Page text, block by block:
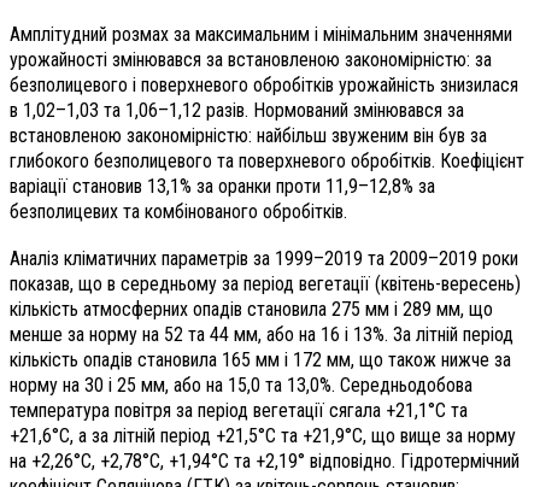
Амплітудний розмах за максимальним і мінімальним значеннями
урожайності змінювався за встановленою закономірністю: за
безполицевого і поверхневого обробітків урожайність знизилася
в 1,02–1,03 та 1,06–1,12 разів. Нормований змінювався за
встановленою закономірністю: найбільш звуженим він був за
глибокого безполицевого та поверхневого обробітків. Коефіцієнт
варіації становив 13,1% за оранки проти 11,9–12,8% за
безполицевих та комбінованого обробітків.
Аналіз кліматичних параметрів за 1999–2019 та 2009–2019 роки
показав, що в середньому за період вегетації (квітень-вересень)
кількість атмосферних опадів становила 275 мм і 289 мм, що
менше за норму на 52 та 44 мм, або на 16 і 13%. За літній період
кількість опадів становила 165 мм і 172 мм, що також нижче за
норму на 30 і 25 мм, або на 15,0 та 13,0%. Середньодобова
температура повітря за період вегетації сягала +21,1°С та
+21,6°С, а за літній період +21,5°С та +21,9°С, що вище за норму
на +2,26°С, +2,78°С, +1,94°С та +2,19° відповідно. Гідротермічний